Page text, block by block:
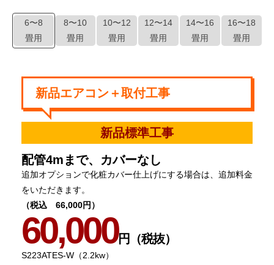
6〜8
畳用
8〜10
畳用
10〜12
畳用
12〜14
畳用
14〜16
畳用
16〜18
畳用
新品エアコン＋取付工事
新品標準工事
配管4mまで、カバーなし
追加オプションで化粧カバー仕上げにする場合は、追加料金
をいただきます。
（税込 66,000円）
60,000円（税抜）
S223ATES-W（2.2kw）